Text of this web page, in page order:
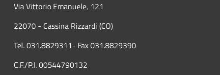
Via Vittorio Emanuele, 121
22070 - Cassina Rizzardi (CO)
Tel. 031.8829311- Fax 031.8829390
C.F./P.I. 00544790132